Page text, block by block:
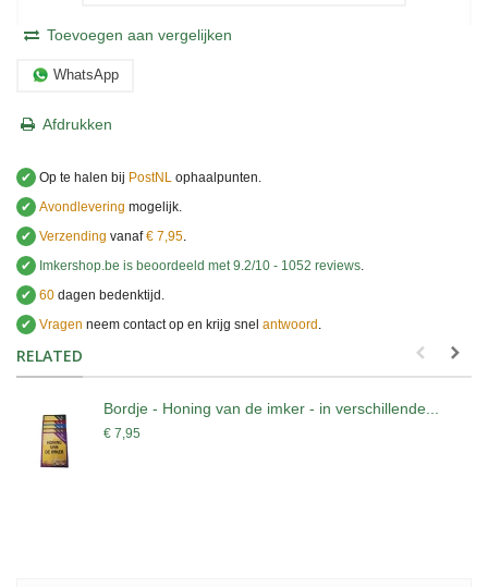
Toevoegen aan vergelijken
WhatsApp
Afdrukken
✔ Op te halen bij PostNL ophaalpunten.
✔ Avondlevering mogelijk.
✔ Verzending vanaf€ 7,95
✔
Imkershop.be is beoordeeld met 9.2/10 - 1052 reviews
✔ 60 dagen bedenktijd.
✔ Vragen neem contact op en krijg snel antwoord
RELATED
Bordje - Honing van de imker - in verschillende...
€ 7,95